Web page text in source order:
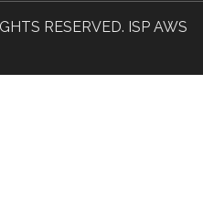
RESERVED. ISP AWS